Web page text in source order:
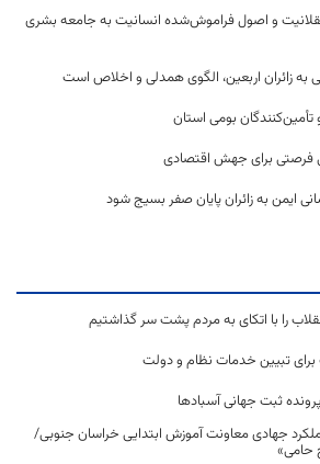
و اصول فراموش‌شده انسانیت به جامعه بشری
زائران اربعین، الگوی همدلی و اخلاص است
تأمین‌کنندگان بومی استان
فرصتی برای جهش اقتصادی
ایمن به زائران پایان صفر بسیج شود
را با اتکای به مردم پشت سر گذاشتیم
تبیین خدمات نظام و دولت
ثبت جهانی آسبادها
جهادی معاونت آموزش ابتدایی خراسان جنوبی/